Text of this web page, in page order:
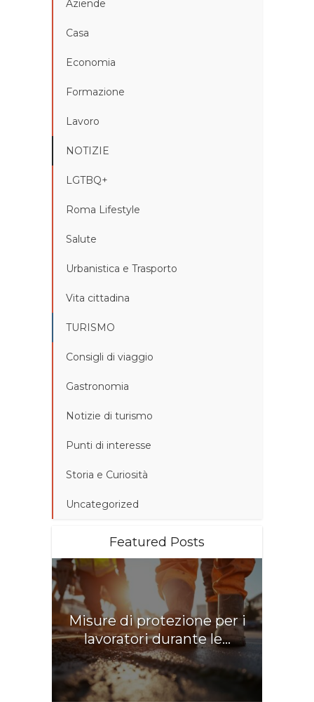
Aziende
Casa
Economia
Formazione
Lavoro
NOTIZIE
LGTBQ+
Roma Lifestyle
Salute
Urbanistica e Trasporto
Vita cittadina
TURISMO
Consigli di viaggio
Gastronomia
Notizie di turismo
Punti di interesse
Storia e Curiosità
Uncategorized
Featured Posts
Misure di protezione per i
lavoratori durante le...